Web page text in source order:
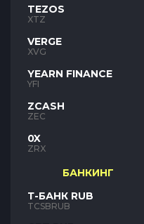
TEZOS
XTZ
VERGE
XVG
YEARN FINANCE
YFI
ZCASH
ZEC
0X
ZRX
БАНКИНГ
Т-БАНК RUB
TCSBRUB